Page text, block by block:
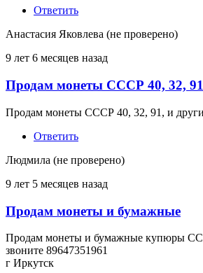
Ответить
Анастасия Яковлева (не проверено)
9 лет 6 месяцев назад
Продам монеты СССР 40, 32, 91
Продам монеты СССР 40, 32, 91, и
Ответить
Людмила (не проверено)
9 лет 5 месяцев назад
Продам монеты и бумажные
Продам монеты и бумажные купюры
звоните 89647351961
г Иркутск